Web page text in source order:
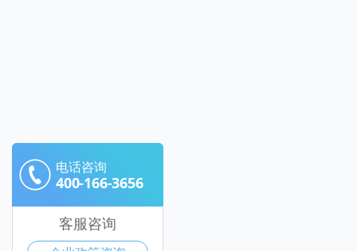
电话咨询
400-166-3656
客服咨询